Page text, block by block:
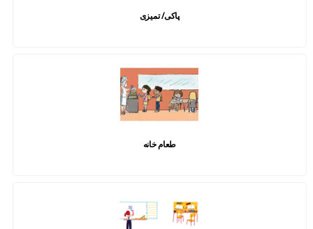
پاکی/ تمیزی
طعام خانه